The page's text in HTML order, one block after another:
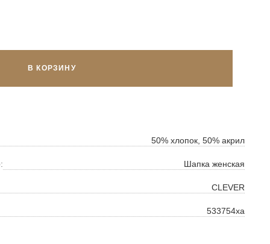
В КОРЗИНУ
50% хлопок, 50% акрил
Шапка женская
CLEVER
533754ха